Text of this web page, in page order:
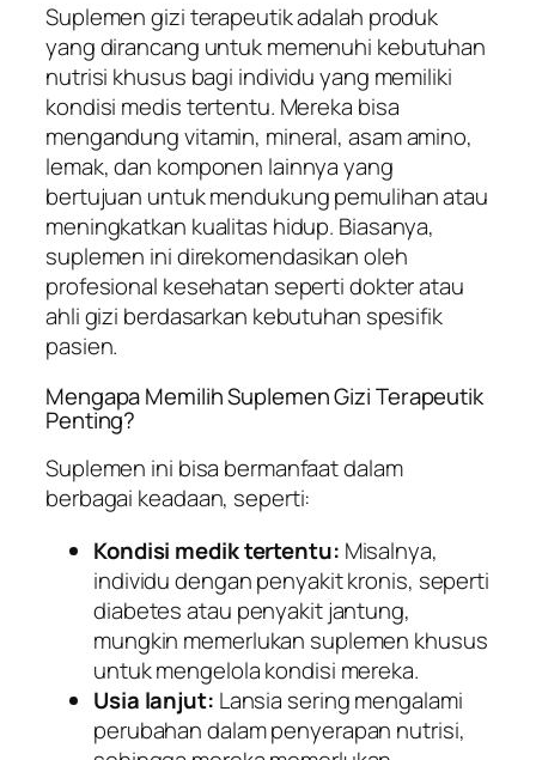
Suplemen gizi terapeutik adalah produk
yang dirancang untuk memenuhi kebutuhan
nutrisi khusus bagi individu yang memiliki
kondisi medis tertentu. Mereka bisa
mengandung vitamin, mineral, asam amino,
lemak, dan komponen lainnya yang
bertujuan untuk mendukung pemulihan atau
meningkatkan kualitas hidup. Biasanya,
suplemen ini direkomendasikan oleh
profesional kesehatan seperti dokter atau
ahli gizi berdasarkan kebutuhan spesifik
pasien.
Mengapa Memilih Suplemen Gizi Terapeutik
Penting?
Suplemen ini bisa bermanfaat dalam
berbagai keadaan, seperti:
Kondisi medik tertentu: Misalnya,
individu dengan penyakit kronis, seperti
diabetes atau penyakit jantung,
mungkin memerlukan suplemen khusus
untuk mengelola kondisi mereka.
Usia lanjut: Lansia sering mengalami
perubahan dalam penyerapan nutrisi,